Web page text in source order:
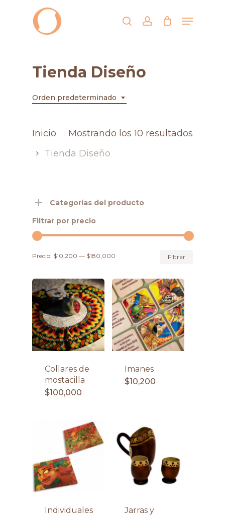
searchaccount
Menu
Tienda Diseño
Orden predeterminado
Mostrando los 10 resultados
Inicio
Tienda Diseño
Categorías del producto
Filtrar por precio
Filtrar
Precio: $10,200 — $180,000
Collares de
mostacilla
$100,000
Imanes
$10,200
Individuales
Jarras y